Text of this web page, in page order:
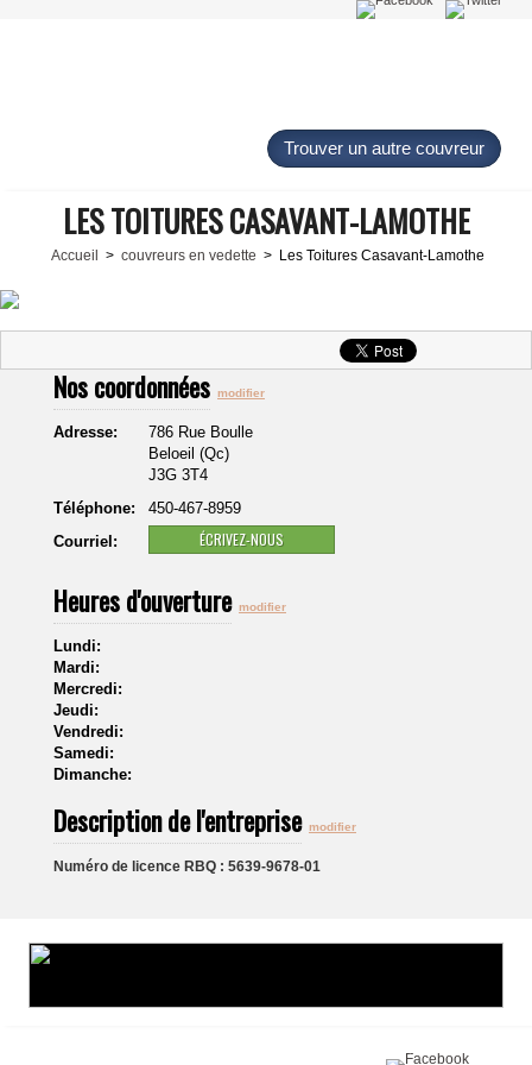
Trouver un autre couvreur
LES TOITURES CASAVANT-LAMOTHE
Accueil > couvreurs en vedette > Les Toitures Casavant-Lamothe
Nos coordonnées modifier
Adresse:
786 Rue Boulle
Beloeil (Qc)
J3G 3T4
Téléphone:
450-467-8959
Courriel:
ÉCRIVEZ-NOUS
Heures d'ouverture modifier
Lundi:
Mardi:
Mercredi:
Jeudi:
Vendredi:
Samedi:
Dimanche:
Description de l'entreprise modifier
Numéro de licence RBQ : 5639-9678-01